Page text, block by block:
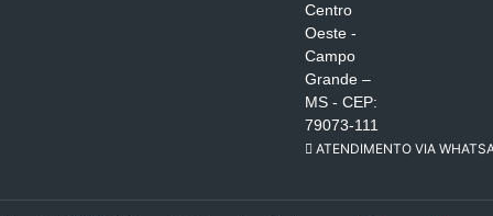
Centro
Oeste -
Campo
Grande –
MS - CEP:
79073-111
ATENDIMENTO VIA